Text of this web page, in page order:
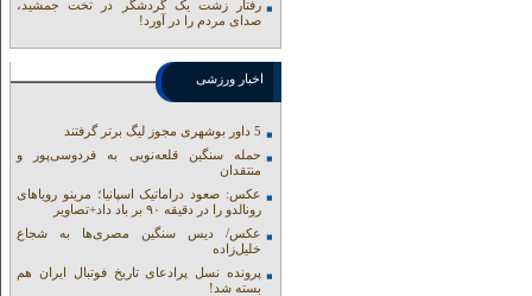
رفتار زشت یک گردشگر در تخت جمشید،
صدای مردم را در آورد!
اخبار ورزشی
5 داور بوشهری مجوز لیگ برتر گرفتند
حمله سنگین قلعه‌نویی به فردوسی‌پور و
منتقدان
عکس: صعود دراماتیک اسپانیا؛ مرینو رویاهای
رونالدو را در دقیقه ۹۰ بر باد داد+تصاویر
عکس/ دیس سنگین مصری‌ها به شجاع
خلیل‌زاده
پرونده نسل پرادعای تاریخ فوتبال ایران هم
بسته شد!